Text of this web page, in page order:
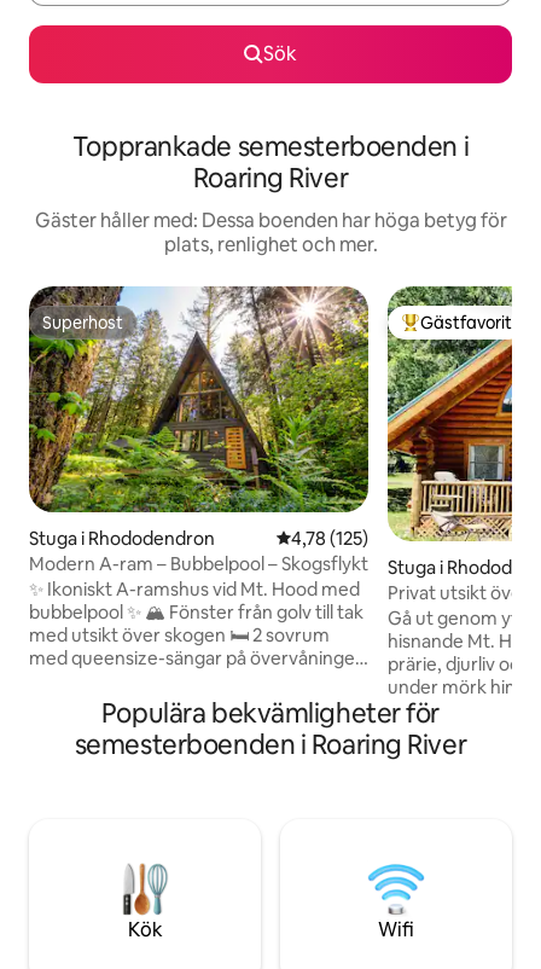
Sök
Topprankade semesterboenden i
Roaring River
Gäster håller med: Dessa boenden har höga betyg för
plats, renlighet och mer.
Superhost
Superhost
Stuga i Rhododendron 4,78 av 5 i genomsnittligt
4,78 (125)
Modern A-ram – Bubbelpool – Skogsflykt
✨ Ikoniskt A-ramshus vid Mt. Hood med
bubbelpool ✨ 🏔️ Fönster från golv till tak
med utsikt över skogen 🛏️ 2 sovrum
med queensize-sängar på övervåningen
vintagecharm från mitten av
århundradet 💻 Arbetshörna + snabbt
wifi för reseplanering ♨️ Privat
kan det vara svalare 🎿 Nära US-26,
Skyway, stigar och Mt. Hood-skidåkning.
Parkering på uppfarten.
Populär
Gästfavorit
Stuga i
Privat utsikt över
stjärnskådning
Gå ut genom
hisnande Mt.
prärie, djurliv och
under mörk
bara 3,3 miles
personer med
dubbelsäng och
för en romantisk
familjesemester
naturen. Husdjur
tillkommer).
Populära bekvämligheter för
semesterboenden i Roaring River
Kök Wifi